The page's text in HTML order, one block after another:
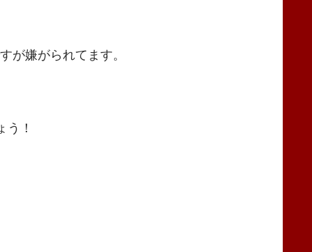
が嫌がられてます。
！